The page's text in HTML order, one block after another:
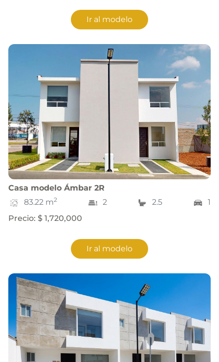
Ir al modelo
Casa modelo Ámbar 2R
83.22 m2 2 2.5
1
Precio: $ 1,720,000
Ir al modelo